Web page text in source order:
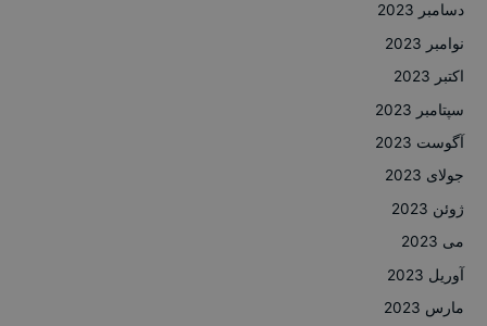
دسامبر 2023
نوامبر 2023
اکتبر 2023
سپتامبر 2023
آگوست 2023
جولای 2023
ژوئن 2023
می 2023
آوریل 2023
مارس 2023